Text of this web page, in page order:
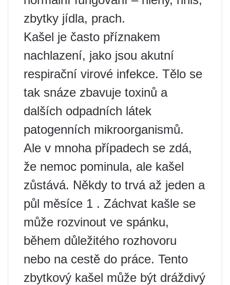
zbytky jídla, prach.
Kašel je často příznakem
nachlazení, jako jsou akutní
respirační virové infekce. Tělo se
tak snáze zbavuje toxinů a
dalších odpadních látek
patogenních mikroorganismů.
Ale v mnoha případech se zdá,
že nemoc pominula, ale kašel
zůstává. Někdy to trvá až jeden a
půl měsíce 1 . Záchvat kašle se
může rozvinout ve spánku,
během důležitého rozhovoru
nebo na cestě do práce. Tento
zbytkový kašel může být dráždivý